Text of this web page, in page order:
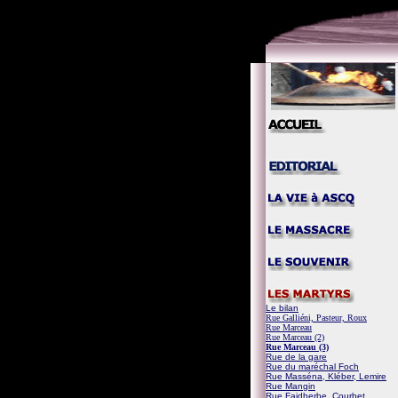
Le bilan
Rue Galliéni, Pasteur, Roux
Rue Marceau
Rue Marceau (2)
Rue Marceau (3)
Rue de la gare
Rue du maréchal Foch
Rue Masséna, Kléber, Lemire
Rue Mangin
Rue Faidherbe, Courbet